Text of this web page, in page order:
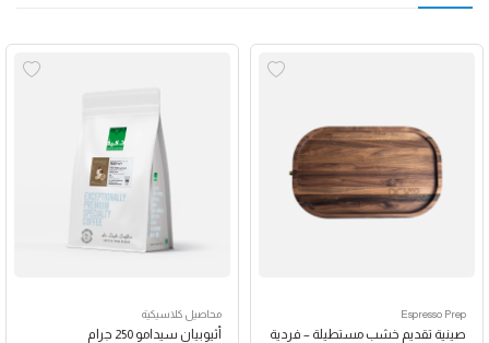
Espresso Prep
صينية تقديم خشب مستطيلة – فردية
محاصيل كلاسيكية
أثيوبيان سيدامو 250 جرام